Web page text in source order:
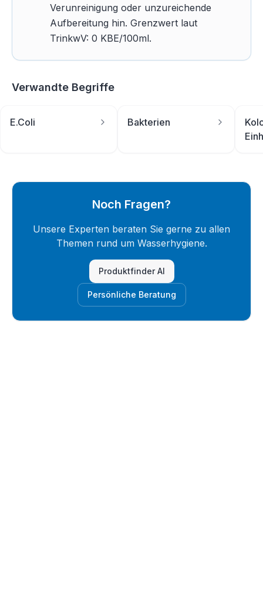
Verunreinigung oder unzureichende
Aufbereitung hin. Grenzwert laut
TrinkwV: 0 KBE/100ml.
Verwandte Begriffe
E.Coli Bakterien
Noch Fragen?
Unsere Experten beraten Sie gerne zu allen
Themen rund um Wasserhygiene.
Produktfinder AI
Persönliche Beratung